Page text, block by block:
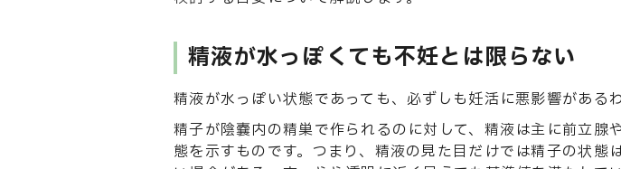
精液が水っぽくても不妊とは限らない
精液が水っぽい状態であっても、必ずしも妊活に悪影響がある
精子が陰嚢内の精巣で作られるのに対して、精液は主に前立
態を示すものです。つまり、精液の見た目だけでは精子の状